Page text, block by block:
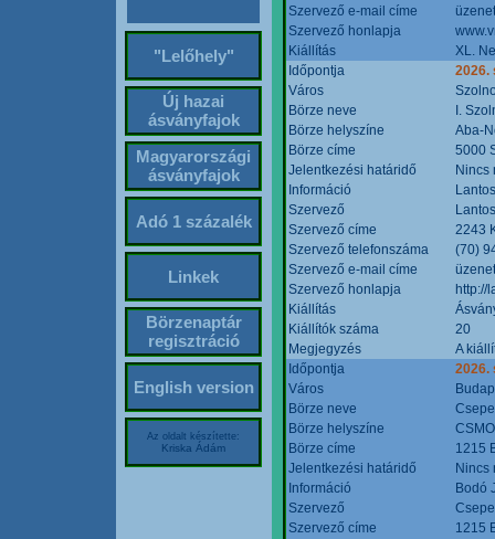
"Lelőhely"
Új hazai
ásványfajok
Magyarországi
ásványfajok
Adó 1 százalék
Linkek
Börzenaptár
regisztráció
English version
Az oldalt készítette:
Kriska Ádám
Szervező e-mail címe
Szervező honlapja
Kiállítás
XL.
Időpontja
2026.
Város
Börze neve
I.
Börze helyszíne
Aba-
Börze címe
5000
Jelentkezési határidő
Nincs
Információ
Szervező
Szervező címe
2243
Szervező telefonszáma
(70)
Szervező e-mail címe
Szervező honlapja
http://
Kiállítás
Kiállítók száma
20
Megjegyzés
A
Időpontja
2026.
Város
Börze neve
Börze helyszíne
Börze címe
1215
Jelentkezési határidő
Nincs
Információ
Bodó
Szervező
Szervező címe
1215